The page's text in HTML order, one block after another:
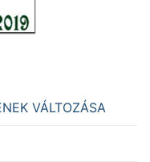
VÁLTOZÁSA